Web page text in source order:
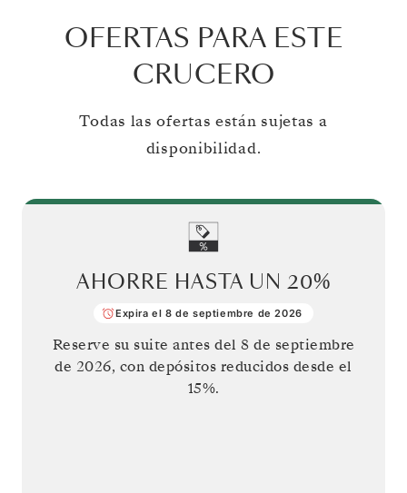
OFERTAS PARA ESTE
CRUCERO
Todas las ofertas están sujetas a
disponibilidad.
AHORRE HASTA UN 20%
Expira el 8 de septiembre de 2026
Reserve su suite antes del 8 de septiembre
de 2026, con depósitos reducidos desde el
15%.